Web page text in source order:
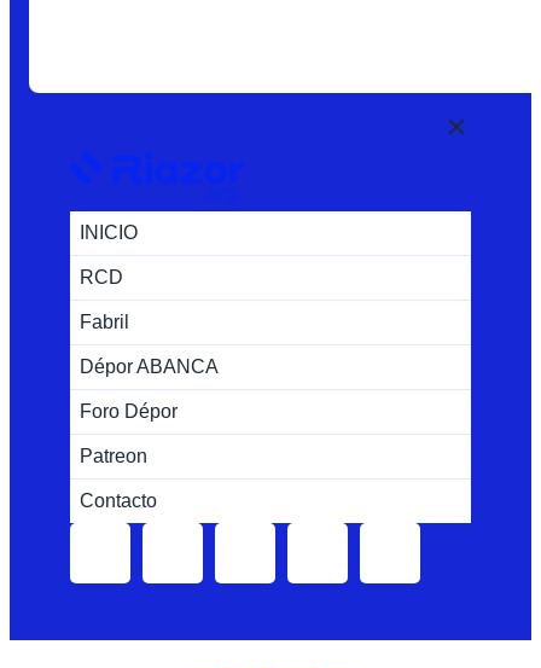
INICIO
RCD
Fabril
Dépor ABANCA
Foro Dépor
Patreon
Contacto